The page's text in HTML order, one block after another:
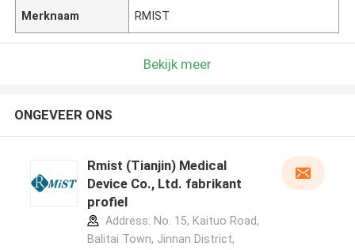
Merknaam RMIST
Bekijk meer
ONGEVEER ONS
Rmist (Tianjin) Medical
Device Co., Ltd. fabrikant
profiel
Address: No. 15, Kaituo Road,
Balitai Town, Jinnan District,